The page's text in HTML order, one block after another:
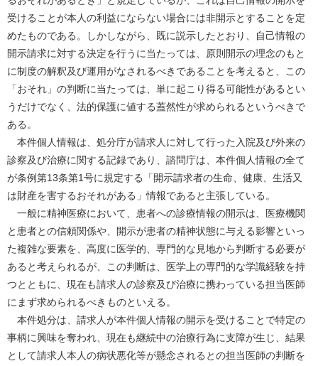
受けることが本人の利益にならない場合には非開示とすることを定
めたものである。しかしながら、既に説示したとおり、自己情報の
開示請求に対する決定を行うに当たっては、原則開示の理念のもと
に制度の解釈及び運用がなされるべきであることを考えると、この
「おそれ」の判断に当たっては、単に起こり得る可能性があるとい
うだけでなく、法的保護に値する蓋然性が求められるというべきで
ある。
本件個人情報は、処分庁が請求人に対して行った入院及び外来の
診察及び治療に関する記録であり、諮問庁は、本件個人情報の全て
が条例第13条第1号に規定する「開示請求者の生命、健康、生活又
は財産を害するおそれがある」情報であると主張している。
一般に精神医療において、患者への診療情報の開示は、医療機関
と患者との信頼関係や、開示が患者の精神状態に与える影響といっ
た複雑な要素を、高度に医学的、専門的な見地から判断する必要が
あると考えられるが、この判断は、医学上の専門的な学識経験を持
つとともに、現在も請求人の診察及び治療に携わっている担当医師
にまず求められるべきものといえる。
本件処分は、請求人が本件個人情報の開示を受けることで特定の
事柄に興味を奪われ、現在も継続中の治療行為に支障が生じ、結果
として請求人本人の病状悪化等が懸念されるとの担当医師の判断を